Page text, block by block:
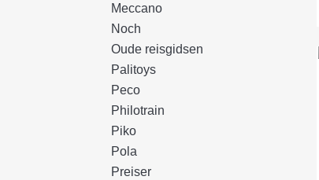
Meccano
Noch
Oude reisgidsen
Palitoys
Peco
Philotrain
Piko
Pola
Preiser